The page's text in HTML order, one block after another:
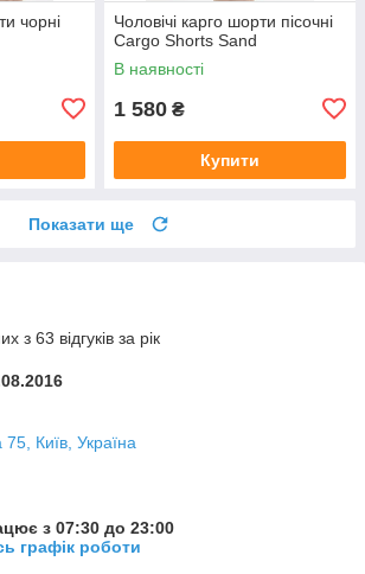
чорні
Чоловічі карго шорти пісочні
Cargo Shorts Sand
В наявності
1 580 ₴
Купити
Показати ще
з 63 відгуків за рік
Київ, Україна
з 07:30 до 23:00
графік роботи